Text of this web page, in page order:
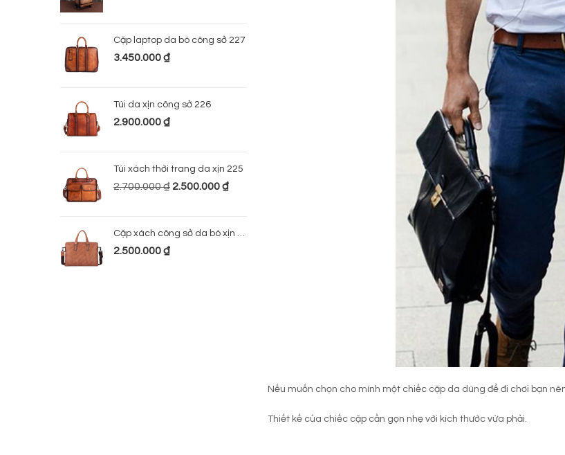
Nếu muốn chọn cho mình một chiếc cặp da dùng để đi chơi bạn
Thiết kế của chiếc cặp cần gọn nhẹ với kích thước vừa phải.
Cặp laptop da bò công sở 227
3.450.000₫
Túi da xịn công sở 226
2.900.000₫
Túi xách thời trang da xịn 225
2.700.000₫ 2.500.000₫
Cặp xách công sở da bò xịn 224
2.500.000₫